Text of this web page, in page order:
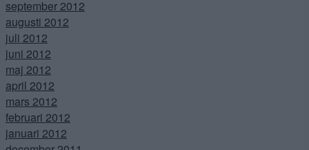
september 2012
augusti 2012
juli 2012
juni 2012
maj 2012
april 2012
mars 2012
februari 2012
januari 2012